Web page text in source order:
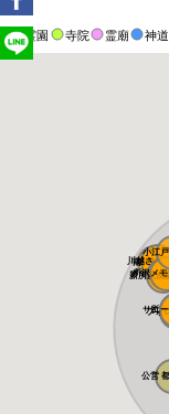
霊園 寺院 霊廟 神道
所
公営
メモリア
南川越霊
フォ
ふじ
川越さく
新所沢友
所沢メ
サニ
小江